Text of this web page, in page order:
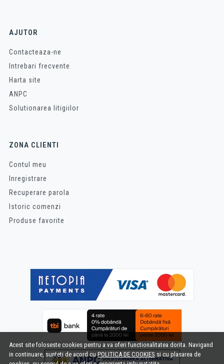
Acest site foloseste cookies pentru a va oferi functionalitatea dorita. Navigand
in continuare, sunteti de acord cuPOLITICA DE COOKIES si cu plasarea de
AJUTOR
Contacteaza-ne
Intrebari frecvente
Harta site
ANPC
Solutionarea litigiilor
ZONA CLIENTI
Contul meu
Inregistrare
Recuperare parola
Istoric comenzi
Produse favorite